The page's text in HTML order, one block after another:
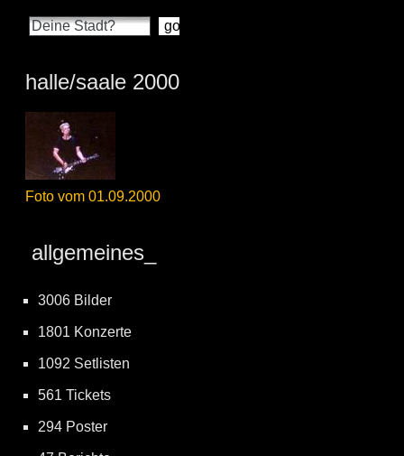
halle/saale 2000
Foto vom 01.09.2000
allgemeines_
3006 Bilder
1801 Konzerte
1092 Setlisten
561 Tickets
294 Poster